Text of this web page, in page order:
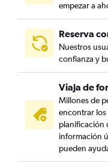
empezar a
Reserva
Nuestros
confianza y
Viaja de
Millones de
encontrar los
planificación
información
pueden